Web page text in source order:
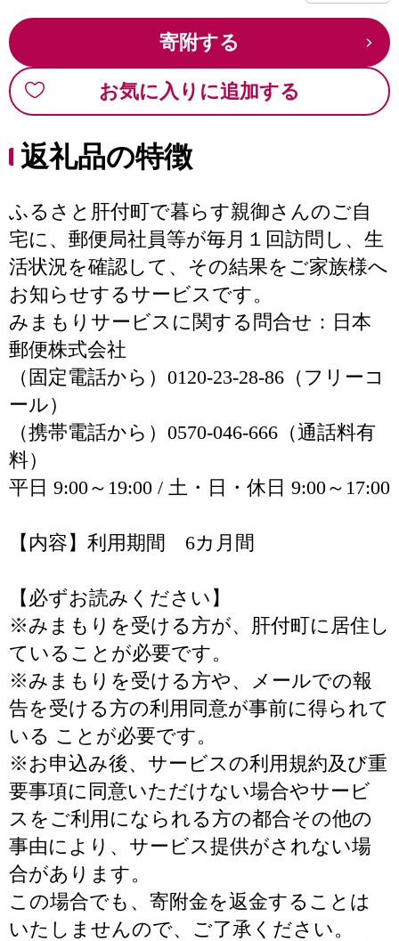
寄附する
お気に入りに追加する
返礼品の特徴
ふるさと肝付町で暮らす親御さんのご自
宅に、郵便局社員等が毎月１回訪問し、生
活状況を確認して、その結果をご家族様へ
お知らせするサービスです。
みまもりサービスに関する問合せ：日本
郵便株式会社
（固定電話から）0120-23-28-86（フリーコ
ール）
（携帯電話から）0570-046-666（通話料有
料）
平日 9:00～19:00 / 土・日・休日 9:00～17:00
【内容】利用期間 6カ月間
【必ずお読みください】
※みまもりを受ける方が、肝付町に居住し
ていることが必要です。
※みまもりを受ける方や、メールでの報
告を受ける方の利用同意が事前に得られて
いる ことが必要です。
※お申込み後、サービスの利用規約及び重
要事項に同意いただけない場合やサービ
スをご利用になられる方の都合その他の
事由により、サービス提供がされない場
合があります。
この場合でも、寄附金を返金することは
いたしませんので、ご了承ください。